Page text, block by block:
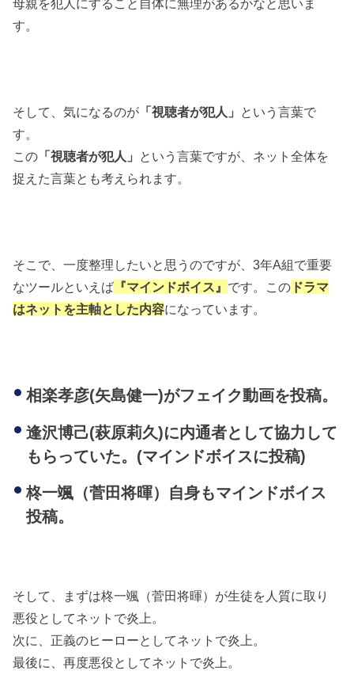
母親を犯人にすること自体に無理があるかなと思いま
す。
そして、気になるのが 「視聴者が犯人」 という言葉で
す。
この 「視聴者が犯人」 という言葉ですが、ネット全体を
捉えた言葉とも考えられます。
そこで、一度整理したいと思うのですが、3年A組で重要
なツールといえば 『マインドボイス』 です。この ドラマ
はネットを主軸とした内容になっています。
相楽孝彦(矢島健一)がフェイク動画を投稿。
逢沢博己(萩原莉久)に内通者として協力して
もらっていた。(マインドボイスに投稿)
柊一颯（菅田将暉）自身もマインドボイス
投稿。
そして、まずは柊一颯（菅田将暉）が生徒を人質に取り
悪役としてネットで炎上。
次に、正義のヒーローとしてネットで炎上。
最後に、再度悪役としてネットで炎上。